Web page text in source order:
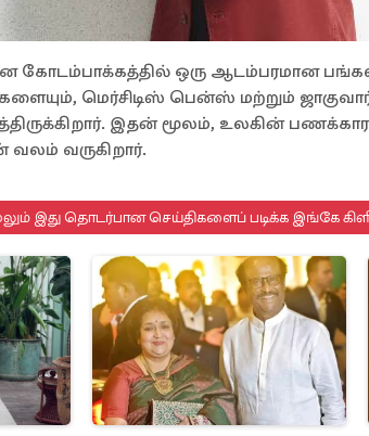
கோடம்பாக்கத்தில் ஒரு ஆடம்பரமான
மெர்சிடிஸ் பென்ஸ் மற்றும்
இதன் மூலம், உலகின்
வருகிறார்.
இது தொடர்பான செய்திகளைப் படிக்க இங்கே